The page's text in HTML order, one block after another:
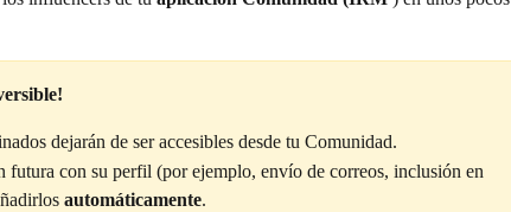
dejarán de ser accesibles desde tu Comunidad.
futura con su perfil (por ejemplo, envío de correos, inclusión en
automáticamente.